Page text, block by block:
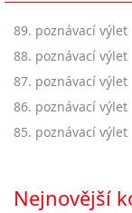
89. poznávací výlet
88. poznávací výlet
87. poznávací výlet
86. poznávací výlet
85. poznávací výlet
Nejnovější